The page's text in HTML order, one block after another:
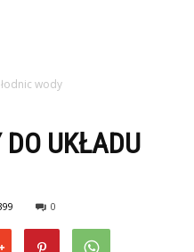
wody
DO UKŁADU
0